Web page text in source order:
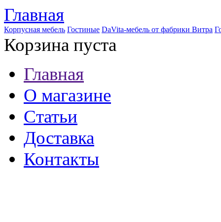
Главная
Корпусная мебель Гостиные DaVita-мебель от фабрики Витра
Корзина пуста
Главная
О магазине
Статьи
Доставка
Контакты